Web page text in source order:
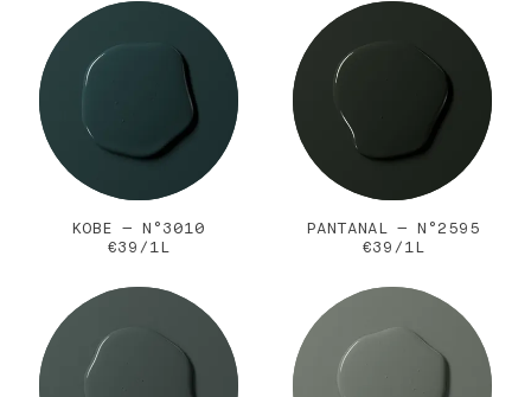
GROEN
BLAUW
BRUIN
GRIJS
SORTEER OP BEST VERKOCHT NIEUWSTE
KOBE — N°3010
€39/1L
PANTANAL — N°2595
€39/1L